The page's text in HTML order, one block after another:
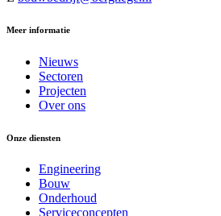
Meer informatie
Nieuws
Sectoren
Projecten
Over ons
Onze diensten
Engineering
Bouw
Onderhoud
Serviceconcepten